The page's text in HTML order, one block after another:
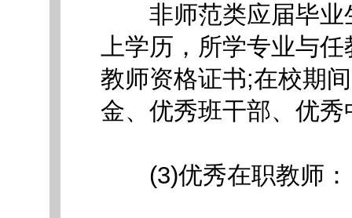
非师范类应届毕业
上学历，所学专业与
教师资格证书;在校期
金、优秀班干部、优
(3)优秀在职教师：